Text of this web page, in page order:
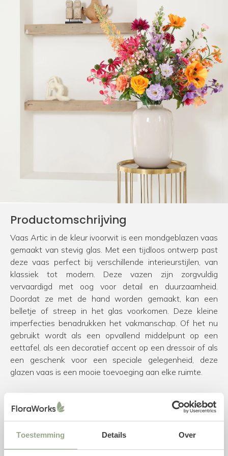
Toestemming Details Over
Productomschrijving
Vaas Artic in de kleur ivoorwit is een mondgeblazen vaas
gemaakt van stevig glas. Met een tijdloos ontwerp past
deze vaas perfect bij verschillende interieurstijlen, van
klassiek tot modern. Deze vazen zijn zorgvuldig
vervaardigd met oog voor detail en duurzaamheid.
Doordat ze met de hand worden gemaakt, kan een
belletje of streep in het glas voorkomen. Deze kleine
imperfecties benadrukken het vakmanschap. Of het nu
gebruikt wordt als een opvallend middelpunt op een
eettafel, als een decoratief accent op een dressoir of als
een geschenk voor een speciale gelegenheid, deze
glazen vaas is een mooie toevoeging aan elke ruimte.
Specificaties vaas
Diameter: 25 cm
Kleur: Wit
Materiaal: Glas